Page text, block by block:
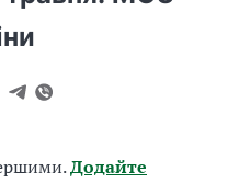
Додайте